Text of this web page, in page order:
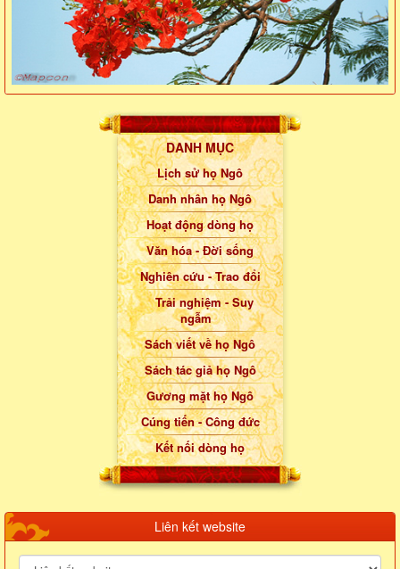
DANH MỤC
Lịch sử họ Ngô
Danh nhân họ Ngô
Hoạt động dòng họ
Văn hóa - Đời sống
Nghiên cứu - Trao đổi
Trải nghiệm - Suy
ngẫm
Sách viết về họ Ngô
Sách tác giả họ Ngô
Gương mặt họ Ngô
Cúng tiến - Công đức
Kết nối dòng họ
Liên kết website